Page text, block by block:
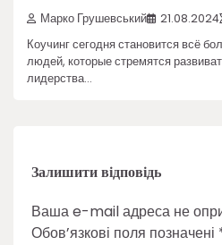
Марко Грушевський 21.08.2024
Коучинг сегодня становится всё
людей, которые стремятся
лидерства…
Залишити відповідь
Ваша e-mail адреса не
Обов’язкові поля позначені